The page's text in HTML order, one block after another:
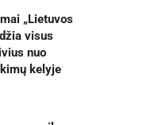
„Lietuvos
visus
nuo
kelyje